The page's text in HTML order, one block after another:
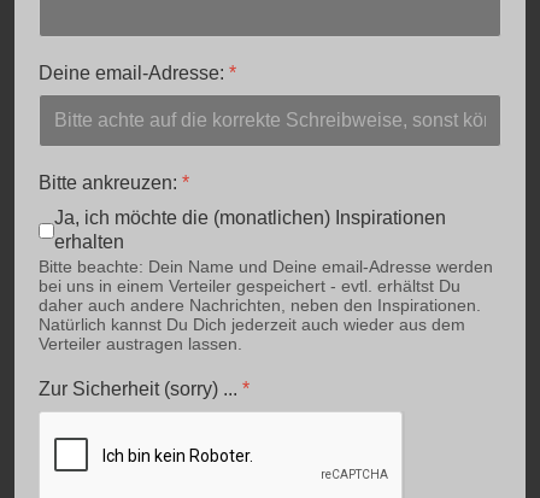
Deine email-Adresse: *
Bitte ankreuzen: *
Ja, ich möchte die (monatlichen) Inspirationen
erhalten
Bitte beachte: Dein Name und Deine email-Adresse werden
bei uns in einem Verteiler gespeichert - evtl. erhältst Du
daher auch andere Nachrichten, neben den Inspirationen.
Natürlich kannst Du Dich jederzeit auch wieder aus dem
Verteiler austragen lassen.
Zur Sicherheit (sorry) ... *